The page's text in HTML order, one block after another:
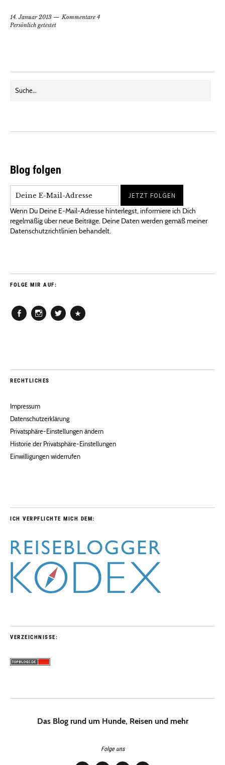
14. Januar 2013
Kommentare 4
Persönlich getestet
Blog folgen
Wenn Du Deine E-Mail-Adresse hinterlegst, informiere ich Dich
regelmäßig über neue Beiträge. Deine Daten werden gemäß meiner
Datenschutzrichtlinien behandelt.
FOLGE MIR AUF:
RECHTLICHES
Impressum
Datenschutzerklärung
Privatsphäre-Einstellungen ändern
Historie der Privatsphäre-Einstellungen
Einwilligungen widerrufen
ICH VERPFLICHTE MICH DEM:
VERZEICHNISSE:
Das Blog rund um Hunde, Reisen und mehr
Folge uns